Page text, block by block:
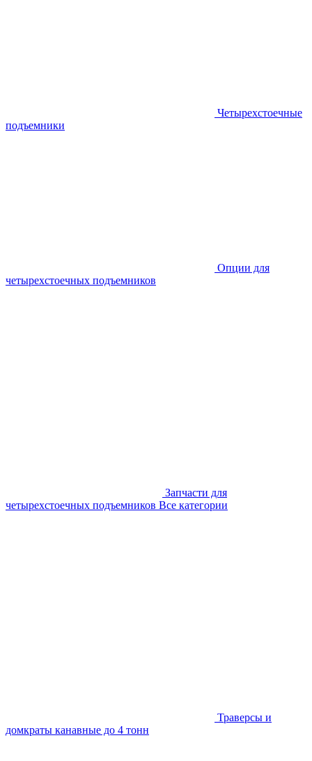
Четырехстоечные
подъемники
Опции для
четырехстоечных подъемников
Запчасти для
четырехстоечных подъемников Все категории
Траверсы и
домкраты канавные до 4 тонн